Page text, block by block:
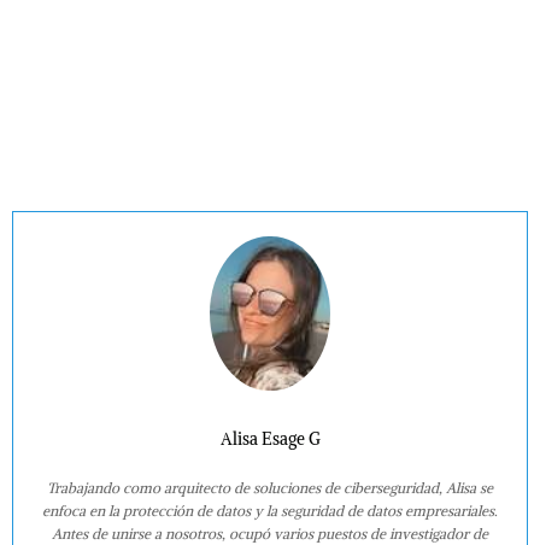
Alisa Esage G
Trabajando como arquitecto de soluciones de ciberseguridad, Alisa se
enfoca en la protección de datos y la seguridad de datos empresariales.
Antes de unirse a nosotros, ocupó varios puestos de investigador de